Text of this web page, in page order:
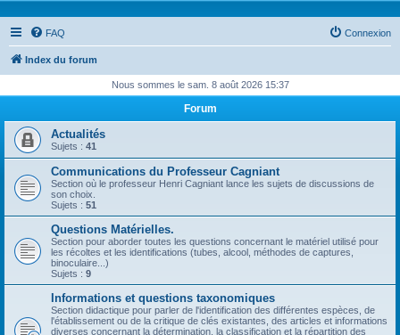
FAQ Connexion
Index du forum
Nous sommes le sam. 8 août 2026 15:37
Forum
Actualités
Sujets : 41
Communications du Professeur Cagniant
Section où le professeur Henri Cagniant lance les sujets de discussions de
son choix.
Sujets : 51
Questions Matérielles.
Section pour aborder toutes les questions concernant le matériel utilisé pour
les récoltes et les identifications (tubes, alcool, méthodes de captures,
binoculaire...)
Sujets : 9
Informations et questions taxonomiques
Section didactique pour parler de l'identification des différentes espèces, de
l'établissement ou de la critique de clés existantes, des articles et informations
diverses concernant la détermination, la classification et la répartition des